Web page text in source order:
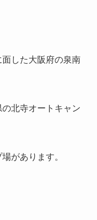
面した大阪府の泉南
北寺オートキャン
があります。